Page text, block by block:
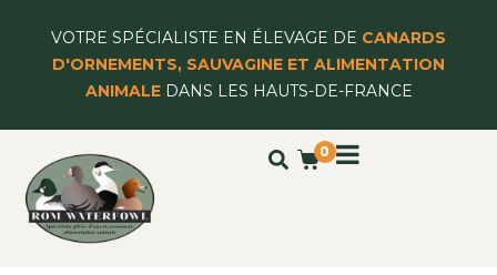
VOTRE SPÉCIALISTE EN ÉLEVAGE DE CANARDS
D'ORNEMENTS, SAUVAGINE ET ALIMENTATION
ANIMALEDANS LES HAUTS-DE-FRANCE
0